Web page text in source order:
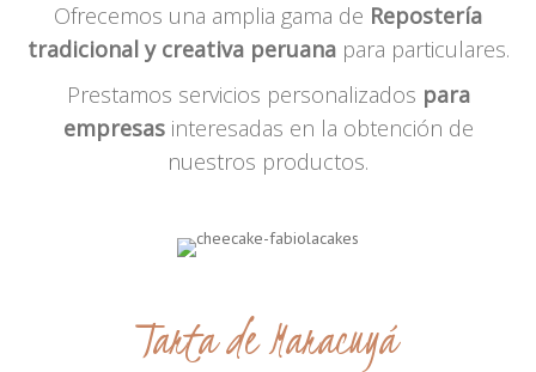
Ofrecemos una amplia gama de Repostería
tradicional y creativa peruanapara particulares.
Prestamos servicios personalizados para
empresasinteresadas en la obtención de
nuestros productos.
Tarta de Maracuyá